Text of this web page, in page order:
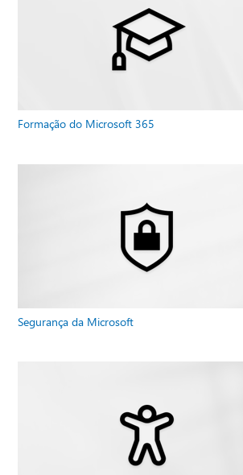
Formação do Microsoft 365
Segurança da Microsoft